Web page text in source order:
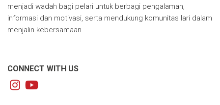
menjadi wadah bagi pelari untuk berbagi pengalaman,
informasi dan motivasi, serta mendukung komunitas lari dalam
menjalin kebersamaan.
CONNECT WITH US